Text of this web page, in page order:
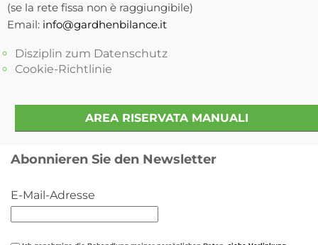
(se la rete fissa non è raggiungibile)
Email: info@gardhenbilance.it
Disziplin zum Datenschutz
Cookie-Richtlinie
AREA RISERVATA MANUALI
Abonnieren Sie den Newsletter
E-Mail-Adresse